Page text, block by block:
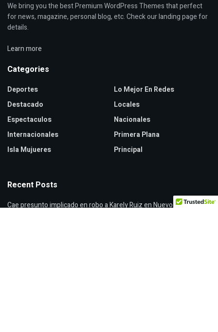
We bring you the best Premium WordPress Themes that perfect
for news, magazine, personal blog, etc. Check our landing page for
details.
Learn more
Categories
Deportes
Destacado
Espectaculos
Internacionales
Isla Mujueres
Lo Mejor En Redes
Locales
Nacionales
Primera Plana
Principal
Recent Posts
Cae presunto implicado en robo a Karely Ruiz en Nuevo León